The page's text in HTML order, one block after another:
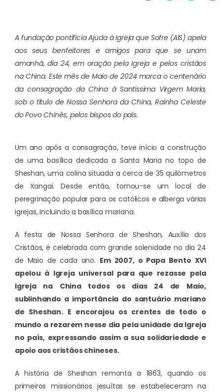
A fundação pontifícia Ajuda à Igreja que Sofre (AIS) apela
aos seus benfeitores e amigos para que se unam
amanhã, dia 24, em oração pela Igreja e pelos cristãos
na China. Este mês de Maio de 2024 marca o centenário
da consagração da China à Santíssima Virgem Maria,
sob o título de Nossa Senhora da China, Rainha Celeste
do Povo Chinês, pelos bispos do país.
Um ano após a consagração, teve início a construção
de uma basílica dedicada a Santa Maria no topo de
Sheshan, uma colina situada a cerca de 35 quilómetros
de Xangai. Desde então, tornou-se um local de
peregrinação popular para os católicos e alberga várias
igrejas, incluindo a basílica mariana.
A festa de Nossa Senhora de Sheshan, Auxílio dos
Cristãos, é celebrada com grande solenidade no dia 24
de Maio de cada ano. Em 2007, o Papa Bento XVI
apelou à Igreja universal para que rezasse pela
Igreja na China todos os dias 24 de Maio,
sublinhando a importância do santuário mariano
de Sheshan. E encorajou os crentes de todo o
mundo a rezarem nesse dia pela unidade da Igreja
no país, expressando assim a sua solidariedade e
apoio aos cristãos chineses.
A história de Sheshan remonta a 1863, quando os
primeiros missionários jesuítas se estabeleceram na